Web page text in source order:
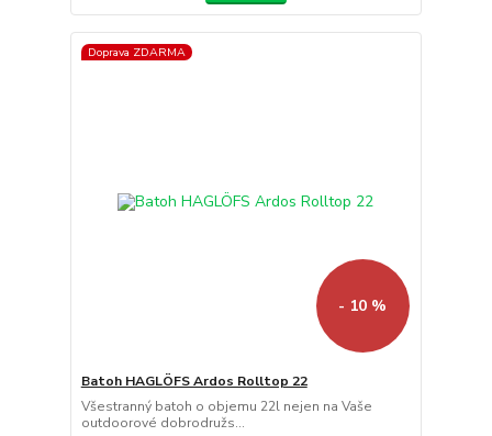
Doprava ZDARMA
- 10 %
Batoh HAGLÖFS Ardos Rolltop 22
Všestranný batoh o objemu 22l nejen na Vaše
outdoorové dobrodružs...